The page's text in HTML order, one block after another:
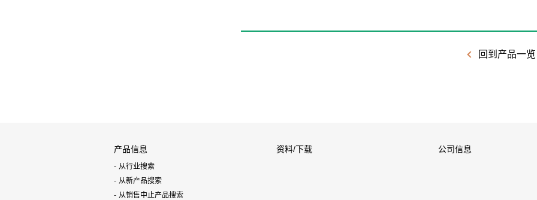
回到产品一览
产品信息
从行业搜索
从新产品搜索
从销售中止产品搜索
资料/下载 公司信息